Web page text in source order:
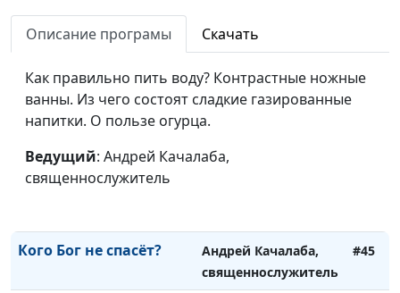
Описание програмы Скачать
Как правильно пить воду? Контрастные ножные
ванны. Из чего состоят сладкие газированные
напитки. О пользе огурца.
Ведущий: Андрей Качалаба,
священнослужитель
Золотой телец
священнослужитель
Клевета
Андрей Качалаба,
священнослужитель
#48
священнослужитель
Не опоздай
Кого Бог не спасёт?
Андрей Качалаба,
священнослужитель
#45